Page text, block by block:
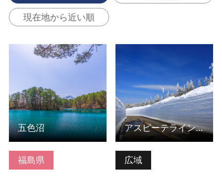
現在地から近い順
福島県
五色沼 の詳細はこちら
五色沼
広域
アスピーテライン 雪の回廊